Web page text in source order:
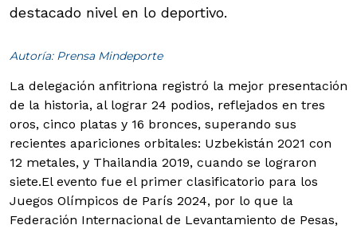
destacado nivel en lo deportivo.
Autoría: Prensa Mindeporte
La delegación anfitriona registró la mejor presentación
de la historia, al lograr 24 podios, reflejados en tres
oros, cinco platas y 16 bronces, superando sus
recientes apariciones orbitales: Uzbekistán 2021 con
12 metales, y Thailandia 2019, cuando se lograron
siete.El evento fue el primer clasificatorio para los
Juegos Olímpicos de París 2024, por lo que la
Federación Internacional de Levantamiento de Pesas,